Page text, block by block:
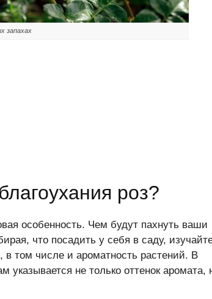
запахах
роз?
особенность. Чем будут пахнуть ваши
что посадить у себя в саду,
в том числе и ароматность растений. В
указывается не только оттенок аромата,